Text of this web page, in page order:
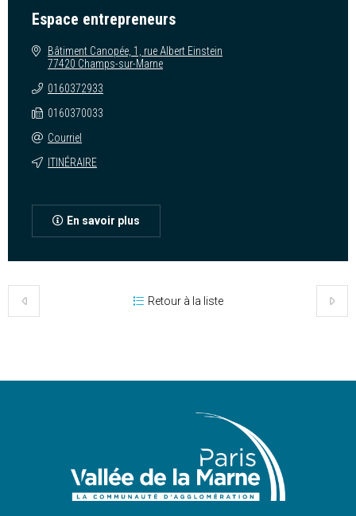
Espace entrepreneurs
Bâtiment Canopée, 1, rue Albert Einstein
77420 Champs-sur-Marne
0160372933
0160370033
Courriel
ITINÉRAIRE
En savoir plus
Retour à la liste